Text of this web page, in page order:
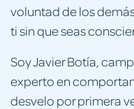
voluntad de los
ti sin que seas
Soy Javier Botía,
experto en
desvelo por primera